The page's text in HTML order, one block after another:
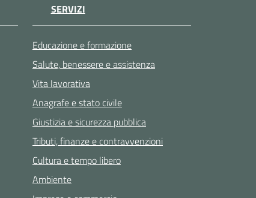
SERVIZI
Educazione e formazione
Salute, benessere e assistenza
Vita lavorativa
Anagrafe e stato civile
Giustizia e sicurezza pubblica
Tributi, finanze e contravvenzioni
Cultura e tempo libero
Ambiente